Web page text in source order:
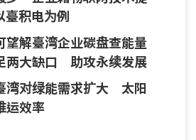
积电为例
望解臺湾企业碳盘查能量
两大缺口 助攻永续发展
湾对绿能需求扩大 太阳
运效率